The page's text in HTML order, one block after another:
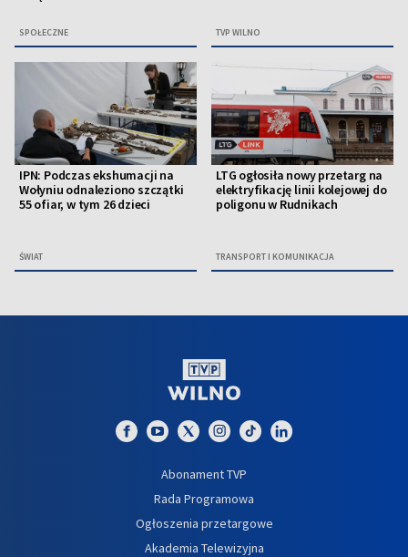
SPOŁECZNE TVP WILNO
IPN: Podczas ekshumacji na
Wołyniu odnaleziono szczątki
55 ofiar, w tym 26 dzieci
ŚWIAT
LTG ogłosiła nowy przetarg na
elektryfikację linii kolejowej do
poligonu w Rudnikach
TRANSPORT I KOMUNIKACJA
Abonament TVP
Rada Programowa
Ogłoszenia przetargowe
Akademia Telewizyjna